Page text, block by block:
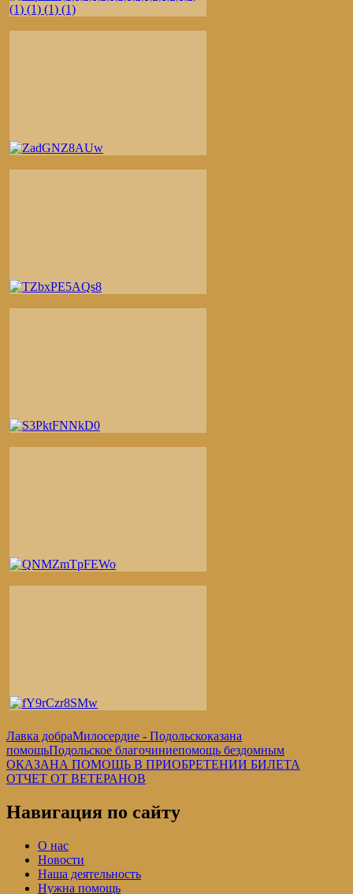
Лавка добраМилосердие - Подольскоказана
помощьПодольское благочиниепомощь бездомным
Навигация
по
записям
Предыдущая
запись:
ОКАЗАНА ПОМОЩЬ В ПРИОБРЕТЕНИИ БИЛЕТА
Следующая
ОТЧЕТ ОТ ВЕТЕРАНОВ
Навигация по сайту
О нас
Новости
Наша деятельность
Нужна помощь